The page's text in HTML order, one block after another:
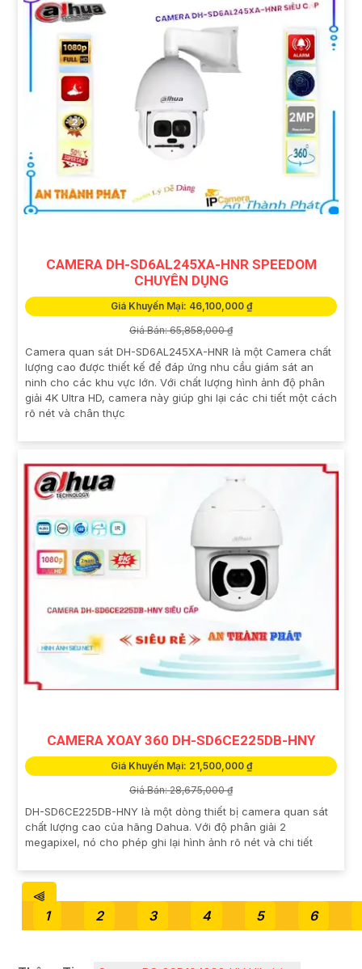
CAMERA DH-SD6AL245XA-HNR SPEEDOM
CHUYÊN DỤNG
Giá Khuyến Mại: 46,100,000 ₫
Giá Bán: 65,858,000 ₫
Camera quan sát DH-SD6AL245XA-HNR là một Camera chất
lượng cao được thiết kế để đáp ứng nhu cầu giám sát an
ninh cho các khu vực lớn. Với chất lượng hình ảnh độ phân
giải 4K Ultra HD, camera này giúp ghi lại các chi tiết một cách
rõ nét và chân thực
CAMERA XOAY 360 DH-SD6CE225DB-HNY
Giá Khuyến Mại: 21,500,000 ₫
Giá Bán: 28,675,000 ₫
DH-SD6CE225DB-HNY là một dòng thiết bị camera quan sát
chất lượng cao của hãng Dahua. Với độ phân giải 2
megapixel, nó cho phép ghi lại hình ảnh rõ nét và chi tiết
⫷
1
2 3 4 5 6